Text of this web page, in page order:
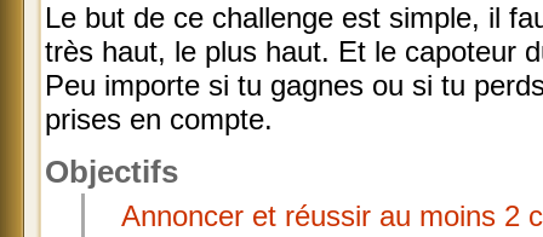
Le but de ce challenge est simple, il
très haut, le plus haut. Et le capoteur
Peu importe si tu gagnes ou si tu
prises en compte.
Objectifs
Annoncer et réussir au moins 2